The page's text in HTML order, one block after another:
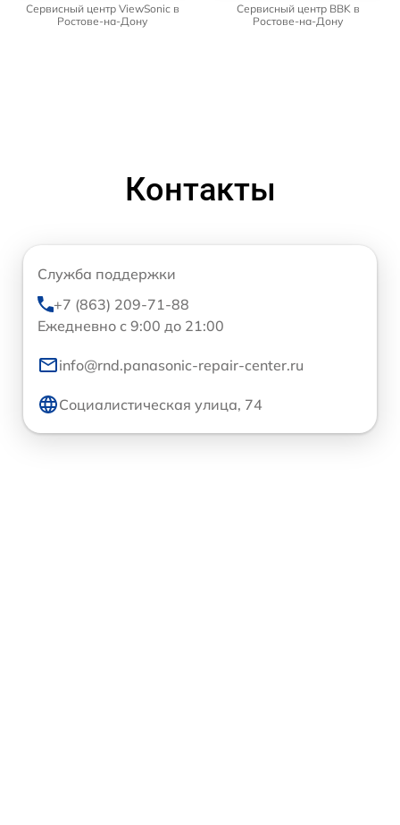
Сервисный центр ViewSonic в
Ростове-на-Дону
Сервисный центр BBK в
Ростове-на-Дону
Контакты
Служба поддержки
+7 (863) 209-71-88
Ежедневно с 9:00 до 21:00
info@rnd.panasonic-repair-center.ru
Социалистическая улица, 74